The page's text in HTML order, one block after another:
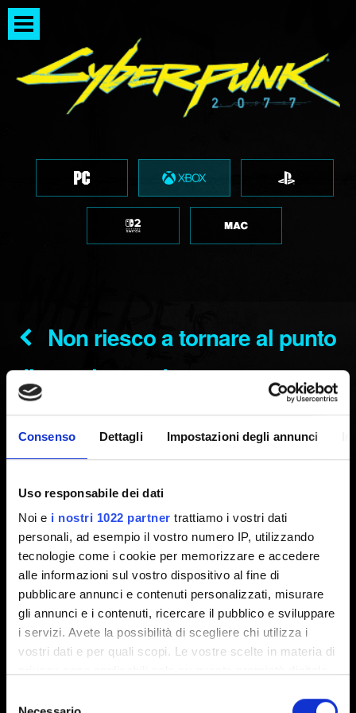
Consenso Dettagli Impostazioni degli annunci
Uso responsabile dei dati
Noi e i nostri 1022 partner trattiamo i vostri dati
personali, ad esempio il vostro numero IP, utilizzando
tecnologie come i cookie per memorizzare e accedere
alle informazioni sul vostro dispositivo al fine di
pubblicare annunci e contenuti personalizzati, misurare
gli annunci e i contenuti, ricercare il pubblico e sviluppare
i servizi. Avete la possibilità di scegliere chi utilizza i
vostri dati e per quali scopi. Le vostre scelte in materia di
modificare o revocare il proprio consenso in qualsiasi
Non riesco a tornare al punto
di non ritorno dopo avere
completato "Things Done
Changed" ("La Torre"/epilogo di
Phantom Liberty)
Creato 1 anno fa Aggiornato 1 anno fa
È una scelta voluta. La possibilità di tornare al punto di
non ritorno dopo la fine di La Torre si sarebbe tradotta in
un'esperienza narrativa anomala, che preferiamo evitare.
Dato che in questo epilogo non si ottengono ricompense,
lasciamo semplicemente che il gioco e la storia di V si
concludano.